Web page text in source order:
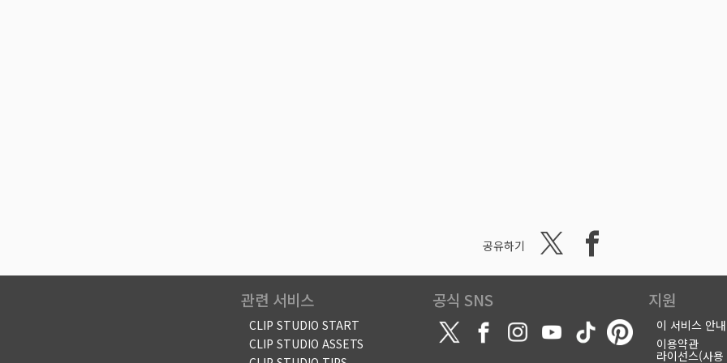
공유하기
관련 서비스
CLIP STUDIO START
CLIP STUDIO ASSETS
공식 SNS 지원
이 서비스 안내
이용약관
라이선스(사